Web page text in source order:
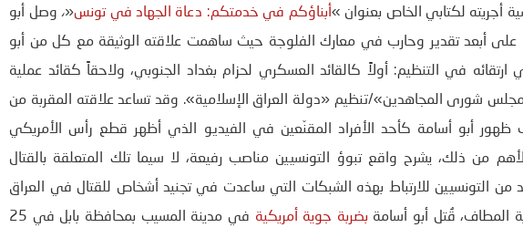
أجريته لكتابي الخاص بعنوان »أبناؤكم في خدمتكم: دعاة الجهاد في تونس«، وصل أبو
أسامة إلى العراق في أوائل عام 2004 على أبعد تقدير وحارب في معارك الفلوجة حيث ساهمت علاقته الوثيقة مع كل من أبو
في التنظيم: أولاً كالقائد العسكري لحزام بغداد الجنوبي، ولاحقاً كقائد عملية
«مجلس شورى المجاهدين»/تنظيم «دولة العراق الإسلامية». وقد تساعد علاقته المقربة من
ظهور أبو أسامة كأحد الأفراد المقنّعين في الفيديو الذي أظهر قطع رأس الأمريكي
بيرغ في أيار/مايو 2004. والأهم من ذلك، يشرح واقع تبوؤ التونسيين مناصب رفيعة، لا سيما تلك المتعلقة بالقتال
من التونسيين للارتباط بهذه الشبكات التي ساعدت في تجنيد أشخاص للقتال في العراق
بضربة جوية أمريكية
في مدينة المسيب بمحافظة بابل في 25